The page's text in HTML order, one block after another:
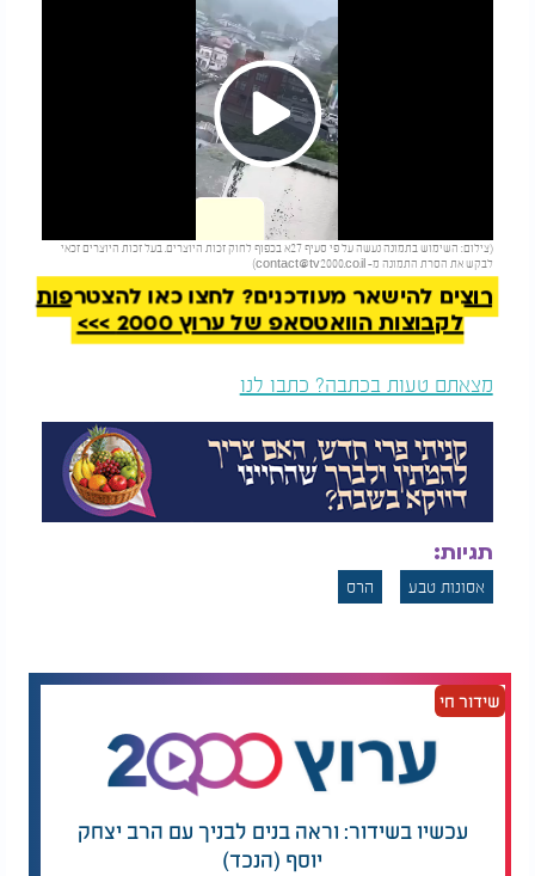
Play
Video
(צילום: השימוש בתמונה נעשה על פי סעיף 27א בכפוף לחוק זכות היוצרים. בעל זכות היוצרים זכאי
לבקש את הסרת התמונה מ- contact@tv2000.co.il
)
להמשך קריאה
רוצים להישאר מעודכנים? לחצו כאן להצטרפות
לקבוצות הוואטסאפ של ערוץ 2000 >>>
מצאתם טעות בכתבה? כתבו לנו
תגיות:
אסונות טבע הרס
שידור חי
עכשיו בשידור: וראה בנים לבניך עם הרב יצחק
יוסף (הנכד)